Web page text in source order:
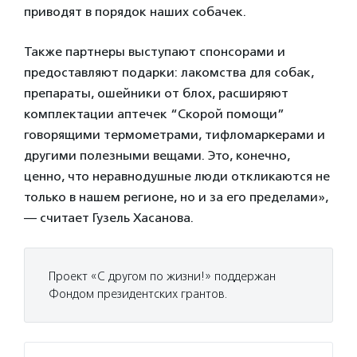
приводят в порядок наших собачек.
Также партнеры выступают спонсорами и
предоставляют подарки: лакомства для собак,
препараты, ошейники от блох, расширяют
комплектации аптечек “Скорой помощи”
говорящими термометрами, тифломаркерами и
другими полезными вещами. Это, конечно,
ценно, что неравнодушные люди откликаются не
только в нашем регионе, но и за его пределами»,
— считает Гузель Хасанова.
Проект «С другом по жизни!» поддержан
Фондом президентских грантов.